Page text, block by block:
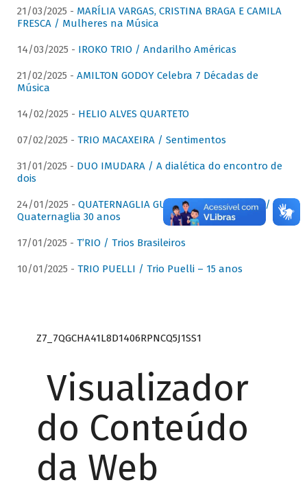
21/03/2025 - MARÍLIA VARGAS, CRISTINA BRAGA E CAMILA
FRESCA / Mulheres na Música
14/03/2025 - IROKO TRIO / Andarilho Américas
21/02/2025 - AMILTON GODOY Celebra 7 Décadas de
Música
14/02/2025 - HELIO ALVES QUARTETO
07/02/2025 - TRIO MACAXEIRA / Sentimentos
31/01/2025 - DUO IMUDARA / A dialética do encontro de
dois
24/01/2025 - QUATERNAGLIA GUITAR QUARTET (QGQ) /
Quaternaglia 30 anos
17/01/2025 - T’RIO / Trios Brasileiros
10/01/2025 - TRIO PUELLI / Trio Puelli – 15 anos
Z7_7QGCHA41L8D1406RPNCQ5J1SS1
Visualizador
do Conteúdo
da Web